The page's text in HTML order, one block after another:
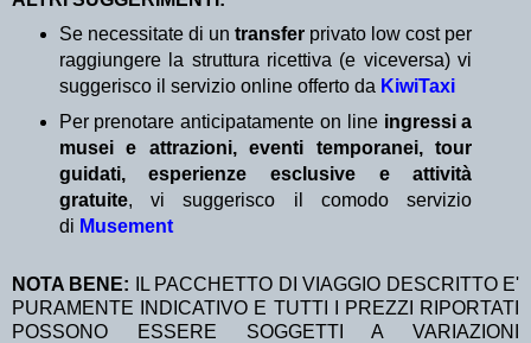
Se necessitate di un transfer privato low cost per
raggiungere la struttura ricettiva (e viceversa) vi
suggerisco il servizio online offerto da KiwiTaxi
Per prenotare anticipatamente on line ingressi a
musei e attrazioni, eventi temporanei, tour
guidati, esperienze esclusive e attività
gratuite, vi suggerisco il comodo servizio
di Musement
NOTA BENE:
IL PACCHETTO DI VIAGGIO DESCRITTO E'
PURAMENTE INDICATIVO E TUTTI I PREZZI RIPORTATI
POSSONO ESSERE SOGGETTI A VARIAZIONI